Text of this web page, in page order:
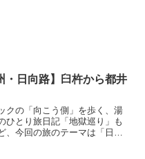
・日向路】臼杵から都井
クの「向こう側」を歩く、湯
ひとり旅日記「地獄巡り」も
、今回の旅のテーマは「日常